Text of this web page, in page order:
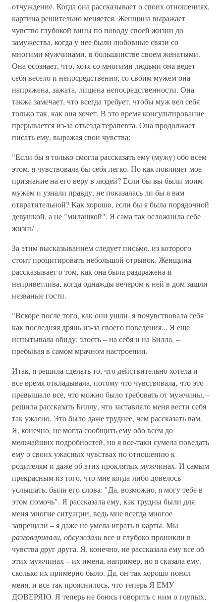
отчуждение. Когда она рассказывает о своих отношениях,
картина решительно меняется. Женщина выражает
чувство глубокой вины по поводу своей жизни до
замужества, когда у нее были любовные связи со
многими мужчинами, в большинстве своем женатыми.
Она осознает, что, хотя со многими людьми она ведет
себя весело и непосредственно, со своим мужем она
напряжена, зажата, лишена непосредственности. Она
также замечает, что всегда требует, чтобы муж вел себя
только так, как она хочет. В это время консультирование
прерывается из-за отъезда терапевта. Она продолжает
писать ему, выражая свои чувства:
"Если бы я только смогла рассказать ему (мужу) обо всем
этом, я чувствовала бы себя легко. Но как повлияет мое
признание на его веру в людей? Если бы вы были моим
мужем и узнали правду, не показалась ли бы я вам
отвратительной? Как хорошо, если бы я была порядочной
девушкой, а не "милашкой". Я сама так осложнила себе
жизнь".
За этим высказыванием следует письмо, из которого
стоит процитировать небольшой отрывок. Женщина
рассказывает о том, как она была раздражена и
неприветлива, когда однажды вечером к ней в дом зашли
незваные гости.
"Вскоре после того, как они ушли, я почувствовала себя
как последняя дрянь из-за своего поведения... Я еще
испытывала обиду, злость – на себя и на Билла, –
пребывая в самом мрачном настроении.
Итак, я решила сделать то, что действительно хотела и
все время откладывала, потому что чувствовала, что это
превышало все, что можно было требовать от мужчины, –
решила рассказать Биллу, что заставляло меня вести себя
так ужасно. Это было даже труднее, чем рассказать вам.
Я, конечно, не могла сообщить ему обо всем до
мельчайших подробностей, но я все-таки сумела поведать
ему о своих ужасных чувствах по отношению к
родителям и даже об этих проклятых мужчинах. И самым
прекрасным из того, что мне когда-либо довелось
услышать, были его слова: "Да, возможно, я могу тебе в
этом помочь". Я рассказала ему, как трудны были для
меня многие ситуации, ведь мне всегда многое
запрещали – я даже не умела играть в карты. Мы
разговаривали, обсуждаливсе и глубоко проникли в
чувства друг друга. Я, конечно, не рассказала ему все об
этих мужчинах – их имена, например, но я сказала ему,
сколько их примерно было. Да, он так хорошо понял
меня, и все так прояснилось, что теперь Я ЕМУ
ДОВЕРЯЮ. Я теперь не боюсь говорить с ним о глупых,